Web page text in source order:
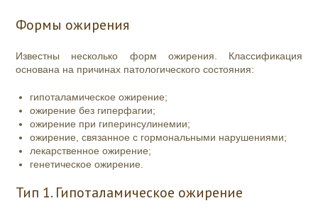
Формы ожирения
Известны несколько форм ожирения. Классификация
основана на причинах патологического состояния:
гипоталамическое ожирение;
ожирение без гиперфагии;
ожирение при гиперинсулинемии;
ожирение, связанное с гормональными нарушениями;
лекарственное ожирение;
генетическое ожирение.
Тип 1. Гипоталамическое ожирение